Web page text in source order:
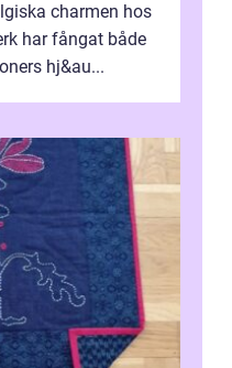
charmen hos
har fångat både
hj&au...